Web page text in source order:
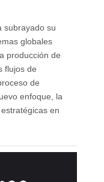
subrayado su
globales
producción de
flujos de
de
enfoque, la
en